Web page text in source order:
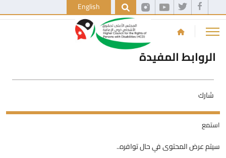
English
الروابط المفيدة
شارك
استمع
سيتم عرض المحتوى في حال توافره..